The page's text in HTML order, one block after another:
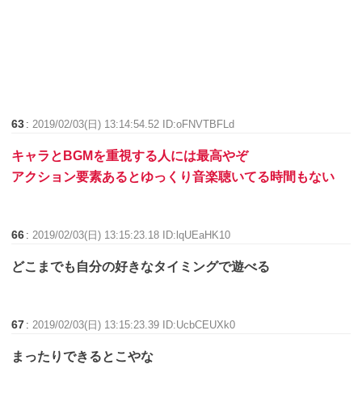
63 :2019/02/03(日) 13:14:54.52 ID:oFNVTBFLd
キャラとBGMを重視する人には最高やぞ
アクション要素あるとゆっくり音楽聴いてる時間もない
66 :2019/02/03(日) 13:15:23.18 ID:lqUEaHK10
どこまでも自分の好きなタイミングで遊べる
67 :2019/02/03(日) 13:15:23.39 ID:UcbCEUXk0
まったりできるとこやな